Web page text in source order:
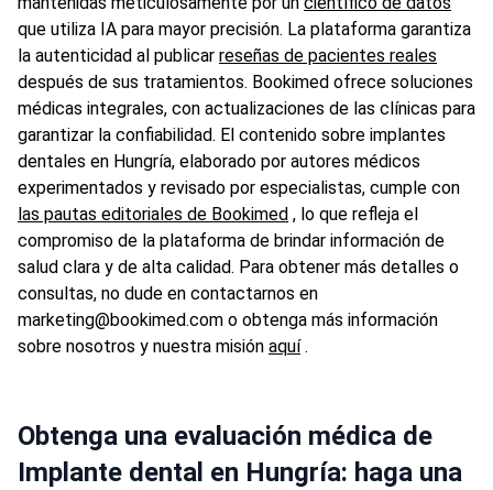
que utiliza IA para mayor precisión. La plataforma garantiza
la autenticidad al publicar reseñas de pacientes reales
después de sus tratamientos. Bookimed ofrece soluciones
médicas integrales, con actualizaciones de las clínicas para
garantizar la confiabilidad. El contenido sobre implantes
dentales en Hungría, elaborado por autores médicos
experimentados y revisado por especialistas, cumple con
las pautas editoriales de Bookimed , lo que refleja el
compromiso de la plataforma de brindar información de
salud clara y de alta calidad. Para obtener más detalles o
consultas, no dude en contactarnos en
marketing@bookimed.com o obtenga más información
sobre nosotros y nuestra misión aquí.
Obtenga una evaluación médica de
Implante dental en Hungría: haga una